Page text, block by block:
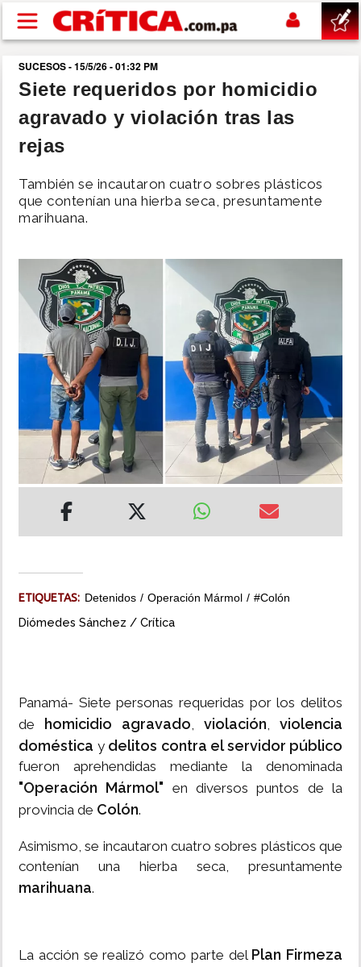
Pasar al contenido principal
buscar
SUCESOS
POLÍTICA
DEPORTES
MUNDO
INSÓLITAS
MULTIMEDIA
IMPRESO
SUCESOS - 15/5/26 - 01:32 PM
Siete requeridos por homicidio
agravado y violación tras las
rejas
También se incautaron cuatro sobres plásticos
que contenían una hierba seca, presuntamente
marihuana.
ETIQUETAS: Detenidos Operación Mármol #Colón
Diómedes Sánchez / Crítica
Panamá- Siete personas requeridas por los delitos
de
homicidio agravado, violación, violencia
doméstica y delitos contra el servidor público
fueron aprehendidas mediante la denominada
"Operación Mármol" en diversos puntos de la
provincia de Colón.
Asimismo, se incautaron cuatro sobres plásticos que
contenían una hierba seca, presuntamente
marihuana.
La acción se realizó como parte del Plan Firmeza